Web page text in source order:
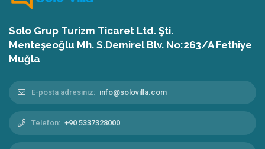
Solo Grup Turizm Ticaret Ltd. Şti.
Menteşeoğlu Mh. S.Demirel Blv. No:263/A Fethiye
Muğla
E-posta adresiniz: info@solovilla.com
Telefon: +90 5337328000